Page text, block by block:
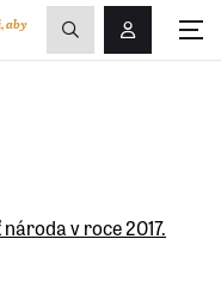
Přihlášení/
aby
Zobrazit
vyhledávání